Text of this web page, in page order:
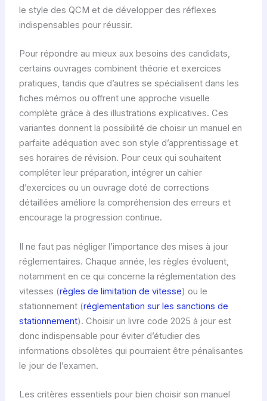
le style des QCM et de développer des réflexes
indispensables pour réussir.
Pour répondre au mieux aux besoins des candidats,
certains ouvrages combinent théorie et exercices
pratiques, tandis que d’autres se spécialisent dans les
fiches mémos ou offrent une approche visuelle
complète grâce à des illustrations explicatives. Ces
variantes donnent la possibilité de choisir un manuel en
parfaite adéquation avec son style d’apprentissage et
ses horaires de révision. Pour ceux qui souhaitent
compléter leur préparation, intégrer un cahier
d’exercices ou un ouvrage doté de corrections
détaillées améliore la compréhension des erreurs et
encourage la progression continue.
Il ne faut pas négliger l’importance des mises à jour
réglementaires. Chaque année, les règles évoluent,
notamment en ce qui concerne la réglementation des
vitesses (règles de limitation de vitesse) ou le
stationnement (réglementation sur les sanctions de
stationnement). Choisir un livre code 2025 à jour est
donc indispensable pour éviter d’étudier des
informations obsolètes qui pourraient être pénalisantes
le jour de l’examen.
Les critères essentiels pour bien choisir son manuel